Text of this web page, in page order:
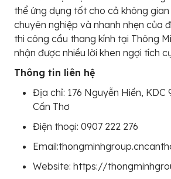
thể ứng dụng tốt cho cả không
chuyên nghiệp và nhanh nhẹn của
thi công cầu thang kính tại Thông
nhận được nhiều lời khen ngợi tích
Thông tin liên hệ
Địa chỉ: 176 Nguyễn Hiền, KDC
Cần Thơ
Điện thoại: 0907 222 276
Website: https://